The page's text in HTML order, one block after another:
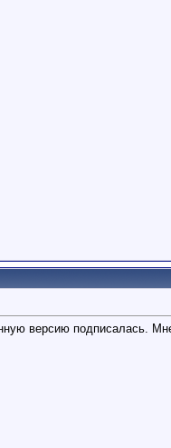
версию подписалась.